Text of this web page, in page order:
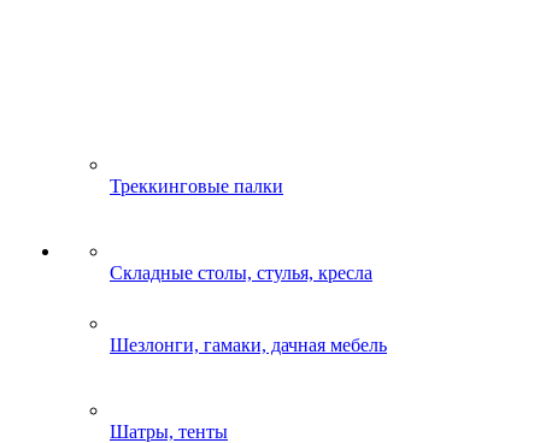
Треккинговые палки
Складные столы, стулья, кресла
Шезлонги, гамаки, дачная мебель
Шатры, тенты